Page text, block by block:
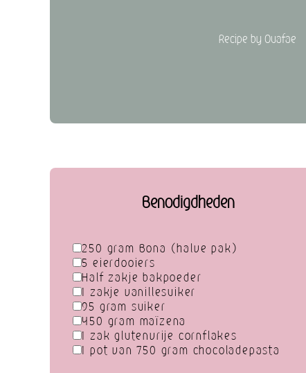
Recipe by Ouafae
Benodigdheden
250 gram Bona (halve pak)
5 eierdooiers
Half zakje bakpoeder
1 zakje vanillesuiker
95 gram suiker
450 gram maïzena
1 zak glutenvrije cornflakes
1 pot van 750 gram chocoladepasta